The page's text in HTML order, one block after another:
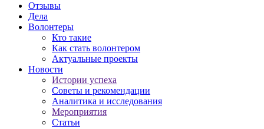
Отзывы
Дела
Волонтеры
Кто такие
Как стать волонтером
Актуальные проекты
Новости
Истории успеха
Советы и рекомендации
Аналитика и исследования
Мероприятия
Статьи